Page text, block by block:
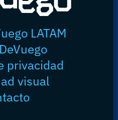
LATAM
privacidad
visual